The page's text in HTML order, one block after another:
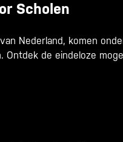
Scholen
Nederland, komen
Ontdek de eindeloze